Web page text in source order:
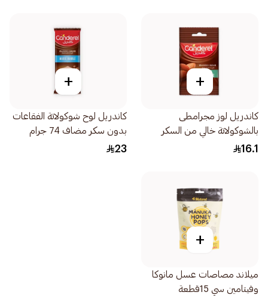
+
كاندريل لوز مجرامطى
بالشوكولاتة خالي من السكر
المضاف 40جرام
16.1
+
كاندريل لوح شوكولاتة الفقاعات
بدون سكر مضاف 74 جرام
23
+
ميلاند مصاصات عسل مانوكا
وفيتامين سي 15قطعة